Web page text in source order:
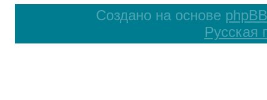
Создано на основе phpBB
Русская